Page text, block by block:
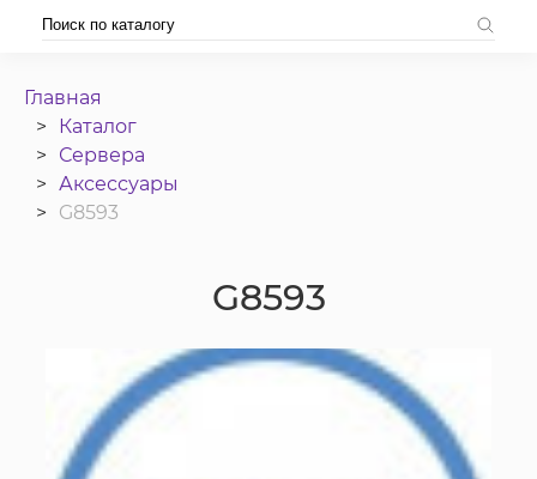
Главная
Каталог
Сервера
Аксессуары
G8593
G8593